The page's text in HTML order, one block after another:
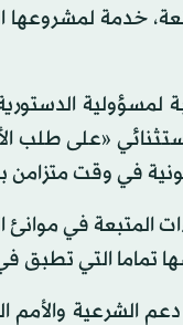
خدمة لمشروعها
لمسؤولية
«على طلب
في وقت متزامن
المتبعة في